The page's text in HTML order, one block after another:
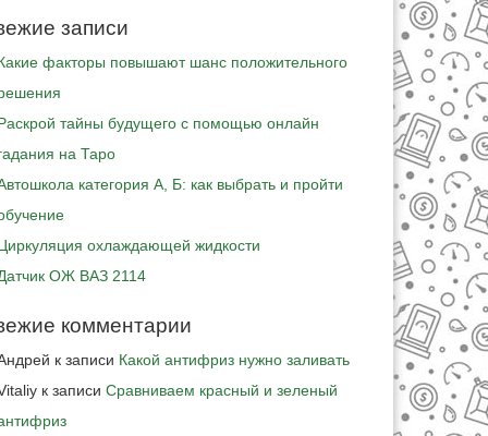
записи
факторы повышают шанс положительного
тайны будущего с помощью онлайн
на Таро
категория А, Б: как выбрать и пройти
охлаждающей жидкости
ОЖ ВАЗ 2114
комментарии
к записи Какой антифриз нужно заливать
к записи Сравниваем красный и зеленый